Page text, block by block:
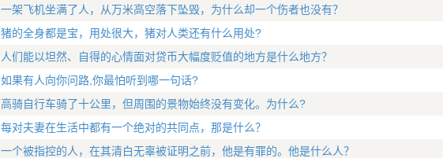
一架飞机坐满了人，从万米高空落下坠毁，为什么却一个伤者也没有？
猪的全身都是宝，用处很大，猪对人类还有什么用处?
人们能以坦然、自得的心情面对贷币大幅度贬值的地方是什么地方？
如果有人向你问路,你最怕听到哪一句话?
高骑自行车骑了十公里，但周围的景物始终没有变化。为什么?
每对夫妻在生活中都有一个绝对的共同点，那是什么？
一个被指控的人，在其清白无辜被证明之前，他是有罪的。他是什么人？